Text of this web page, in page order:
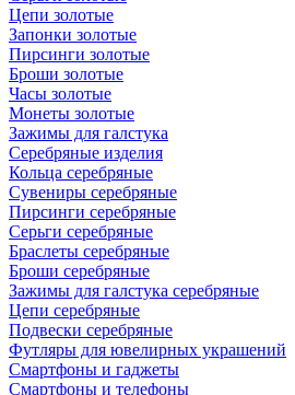
Цепи золотые
Запонки золотые
Пирсинги золотые
Броши золотые
Часы золотые
Монеты золотые
Зажимы для галстука
Серебряные изделия
Кольца серебряные
Сувениры серебряные
Пирсинги серебряные
Серьги серебряные
Браслеты серебряные
Броши серебряные
Зажимы для галстука серебряные
Цепи серебряные
Подвески серебряные
Футляры для ювелирных украшений
Смартфоны и гаджеты
Смартфоны и телефоны